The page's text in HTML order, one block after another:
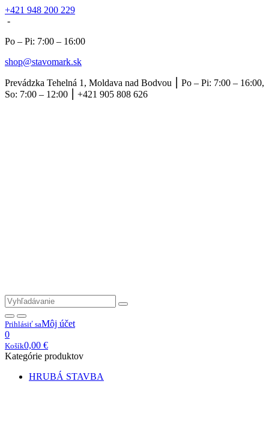
+421 948 200 229
-
Po – Pi: 7:00 – 16:00
shop@stavomark.sk
Prevádzka Tehelná 1, Moldava nad Bodvou ⎮ Po – Pi: 7:00 – 16:00,
So: 7:00 – 12:00 ⎮ +421 905 808 626
Prihlásiť saMôj účet
0
Košík0,00 €
Kategórie produktov
HRUBÁ STAVBA